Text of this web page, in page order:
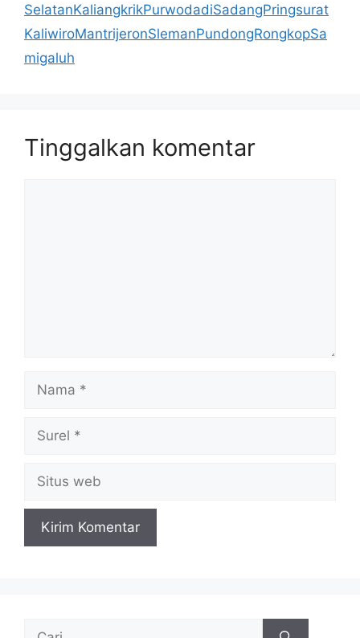
SelatanKaliangkrikPurwodadiSadangPringsurat
KaliwiroMantrijeronSlemanPundongRongkopSa
migaluh
Tinggalkan komentar
web